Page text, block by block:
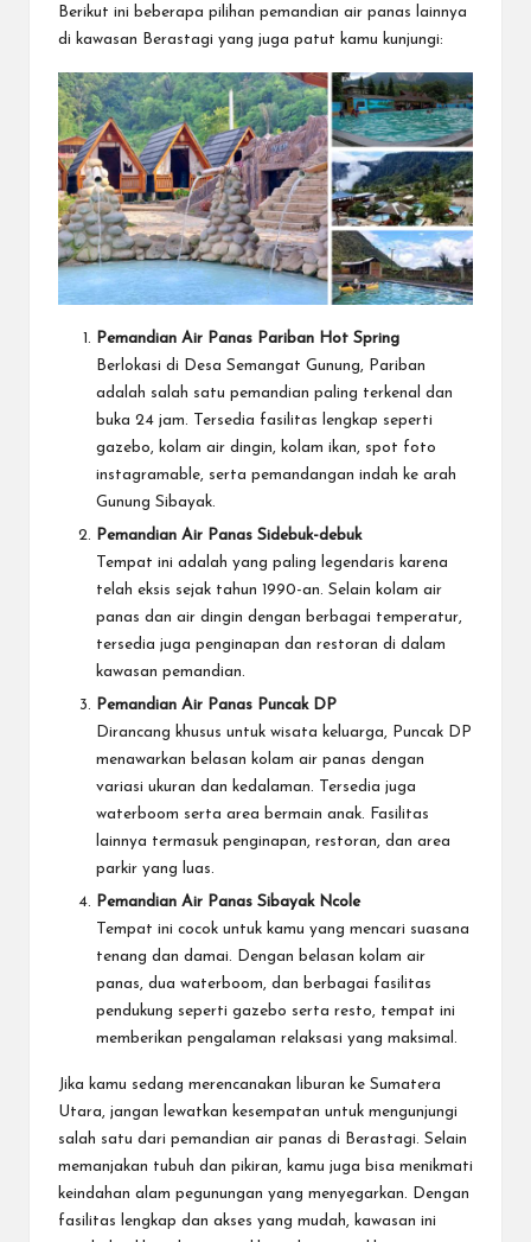
Berikut ini beberapa pilihan pemandian air panas lainnya
di kawasan Berastagi yang juga patut kamu kunjungi:
Pemandian Air Panas Pariban Hot Spring
Berlokasi di Desa Semangat Gunung, Pariban
adalah salah satu pemandian paling terkenal dan
buka 24 jam. Tersedia fasilitas lengkap seperti
gazebo, kolam air dingin, kolam ikan, spot foto
instagramable, serta pemandangan indah ke arah
Gunung Sibayak.
Pemandian Air Panas Sidebuk-debuk
Tempat ini adalah yang paling legendaris karena
telah eksis sejak tahun 1990-an. Selain kolam air
panas dan air dingin dengan berbagai temperatur,
tersedia juga penginapan dan restoran di dalam
kawasan pemandian.
Pemandian Air Panas Puncak DP
Dirancang khusus untuk wisata keluarga, Puncak DP
menawarkan belasan kolam air panas dengan
variasi ukuran dan kedalaman. Tersedia juga
waterboom serta area bermain anak. Fasilitas
lainnya termasuk penginapan, restoran, dan area
parkir yang luas.
Pemandian Air Panas Sibayak Ncole
Tempat ini cocok untuk kamu yang mencari suasana
tenang dan damai. Dengan belasan kolam air
panas, dua waterboom, dan berbagai fasilitas
pendukung seperti gazebo serta resto, tempat ini
memberikan pengalaman relaksasi yang maksimal.
Jika kamu sedang merencanakan liburan ke Sumatera
Utara, jangan lewatkan kesempatan untuk mengunjungi
salah satu dari pemandian air panas di Berastagi. Selain
memanjakan tubuh dan pikiran, kamu juga bisa menikmati
keindahan alam pegunungan yang menyegarkan. Dengan
fasilitas lengkap dan akses yang mudah, kawasan ini